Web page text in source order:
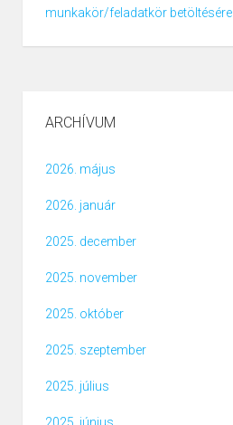
munkakör/feladatkör betöltésére
ARCHÍVUM
2026. május
2026. január
2025. december
2025. november
2025. október
2025. szeptember
2025. július